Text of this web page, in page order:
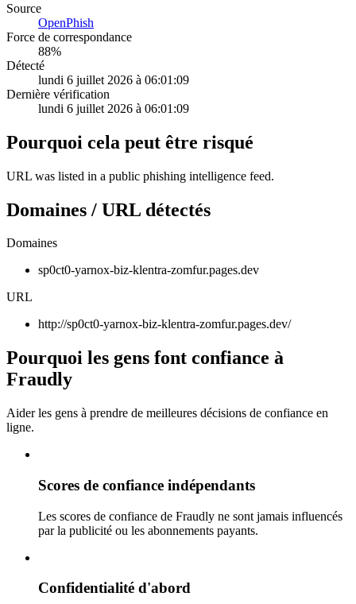
Source
OpenPhish
Force de correspondance
88%
Détecté
lundi 6 juillet 2026 à 06:01:09
Dernière vérification
lundi 6 juillet 2026 à 06:01:09
Pourquoi cela peut être risqué
URL was listed in a public phishing intelligence feed.
Domaines / URL détectés
Domaines
sp0ct0-yarnox-biz-klentra-zomfur.pages.dev
URL
http://sp0ct0-yarnox-biz-klentra-zomfur.pages.dev/
Pourquoi les gens font confiance à
Fraudly
Aider les gens à prendre de meilleures décisions de confiance en
ligne.
Scores de confiance indépendants
Les scores de confiance de Fraudly ne sont jamais influencés
par la publicité ou les abonnements payants.
Confidentialité d'abord